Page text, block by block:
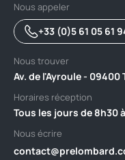
Nous appeler
+33 (0)5 61 05 61
Nous trouver
Av. de l'Ayroule -
Horaires réception
Tous les jours de 8h30
Nous écrire